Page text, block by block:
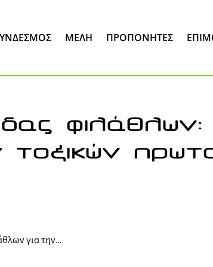
ΜΈΛΗ ΠΡΟΠΟΝΗΤΕΣ
φιλάθλων:
τοξικών
για την…